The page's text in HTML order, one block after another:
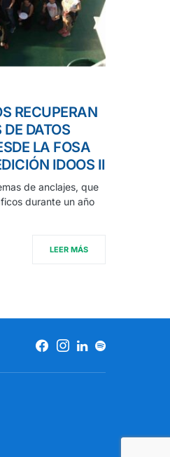
RECUPERAN
DATOS
LA FOSA
IDOOS II
de anclajes, que
durante un año
LEER MÁS